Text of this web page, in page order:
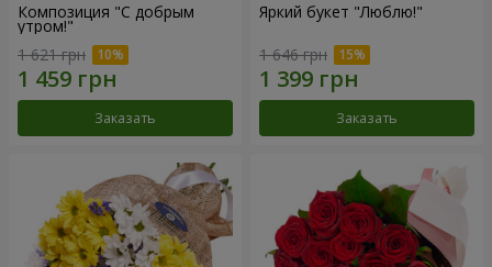
Композиция "С добрым
утром!"
1 621 грн
Заказать
Яркий букет "Люблю!"
1 646 грн
Заказать